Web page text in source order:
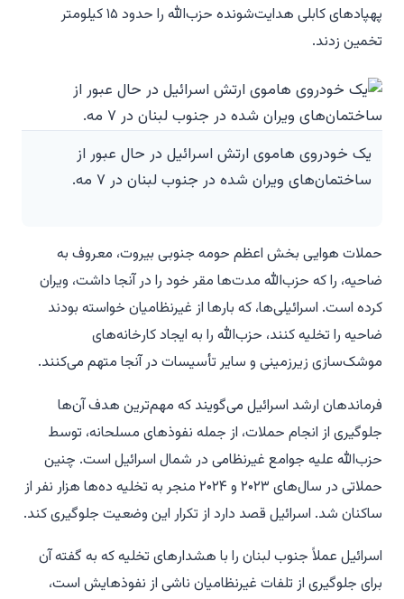
پهپادهای کابلی هدایت‌شونده حزب‌الله را حدود ۱۵ کیلومتر
تخمین زدند.
یک خودروی هاموی ارتش اسرائیل در حال عبور از
ساختمان‌های ویران شده در جنوب لبنان در ۷ مه.
حملات هوایی بخش اعظم حومه جنوبی بیروت، معروف به
ضاحیه، را که حزب‌الله مدت‌ها مقر خود را در آنجا داشت، ویران
کرده است. اسرائیلی‌ها، که بارها از غیرنظامیان خواسته بودند
ضاحیه را تخلیه کنند، حزب‌الله را به ایجاد کارخانه‌های
موشک‌سازی زیرزمینی و سایر تأسیسات در آنجا متهم می‌کنند.
فرماندهان ارشد اسرائیل می‌گویند که مهم‌ترین هدف آن‌ها
جلوگیری از انجام حملات، از جمله نفوذهای مسلحانه، توسط
حزب‌الله علیه جوامع غیرنظامی در شمال اسرائیل است. چنین
حملاتی در سال‌های ۲۰۲۳ و ۲۰۲۴ منجر به تخلیه ده‌ها هزار نفر از
ساکنان شد. اسرائیل قصد دارد از تکرار این وضعیت جلوگیری کند.
اسرائیل عملاً جنوب لبنان را با هشدارهای تخلیه که به گفته آن
برای جلوگیری از تلفات غیرنظامیان ناشی از نفوذهایش است،